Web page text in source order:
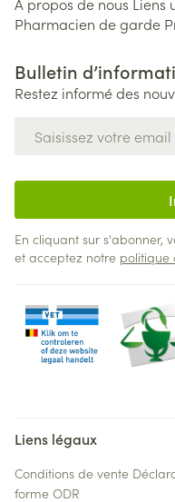
Pharmacien de garde
Bulletin
Restez informé des
En cliquant sur s'abonner,
et acceptez notre politique
Liens légaux
Conditions de vente
forme ODR